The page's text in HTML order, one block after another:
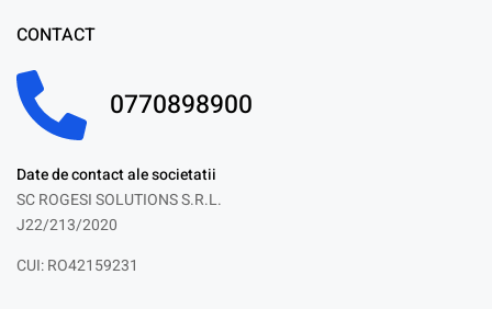
CONTACT
0770898900
Date de contact ale societatii
SC ROGESI SOLUTIONS S.R.L.
J22/213/2020
CUI: RO42159231